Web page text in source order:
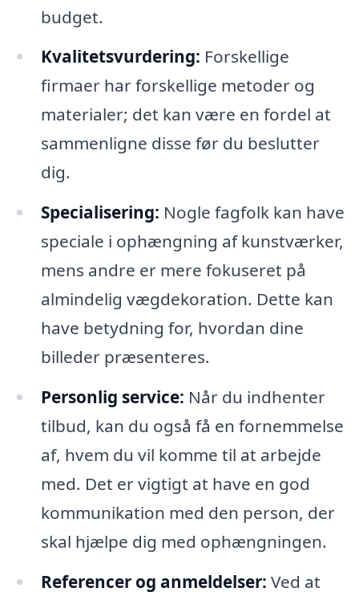
budget.
Kvalitetsvurdering: Forskellige
firmaer har forskellige metoder og
materialer; det kan være en fordel at
sammenligne disse før du beslutter
dig.
Specialisering: Nogle fagfolk kan have
speciale i ophængning af kunstværker,
mens andre er mere fokuseret på
almindelig vægdekoration. Dette kan
have betydning for, hvordan dine
billeder præsenteres.
Personlig service: Når du indhenter
tilbud, kan du også få en fornemmelse
af, hvem du vil komme til at arbejde
med. Det er vigtigt at have en god
kommunikation med den person, der
skal hjælpe dig med ophængningen.
Referencer og anmeldelser: Ved at